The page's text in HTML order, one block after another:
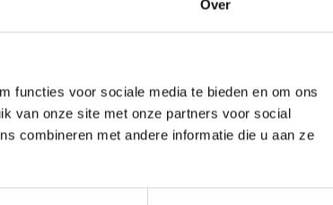
Over
functies voor sociale media te bieden en om ons
van onze site met onze partners voor social
combineren met andere informatie die u aan ze